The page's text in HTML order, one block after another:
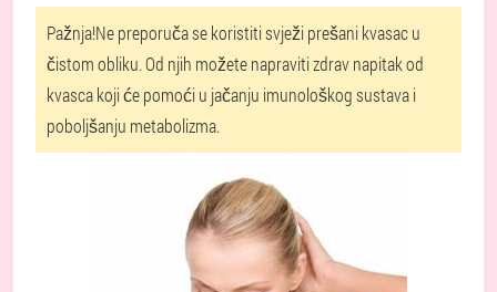
Pažnja!Ne preporuča se koristiti svježi prešani kvasac u
čistom obliku. Od njih možete napraviti zdrav napitak od
kvasca koji će pomoći u jačanju imunološkog sustava i
poboljšanju metabolizma.